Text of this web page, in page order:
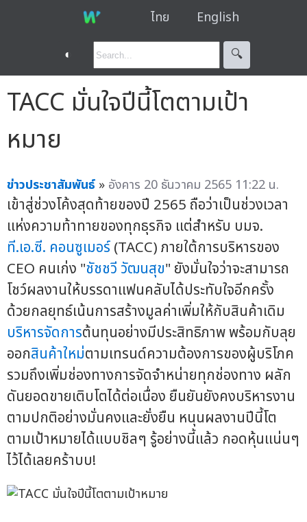
ไทย English
◐ 🔍︎
TACC มั่นใจปีนี้โตตามเป้า
หมาย
ข่าวประชาสัมพันธ์ » อังคาร 20 ธันวาคม 2565 11:22 น.
เข้าสู่ช่วงโค้งสุดท้ายของปี 2565 ถือว่าเป็นช่วงเวลา
แห่งความท้าทายของทุกธุรกิจ แต่สำหรับ บมจ.
ที.เอ.ซี. คอนซูเมอร์(TACC) ภายใต้การบริหารของ
CEO คนเก่ง "ชัชชวี วัฒนสุข" ยังมั่นใจว่าจะสามารถ
โชว์ผลงานให้บรรดาแฟนคลับได้ประทับใจอีกครั้ง
ด้วยกลยุทธ์เน้นการสร้างมูลค่าเพิ่มให้กับสินค้าเดิม
บริหารจัดการต้นทุนอย่างมีประสิทธิภาพ พร้อมกับลุย
ออกสินค้าใหม่ตามเทรนด์ความต้องการของผู้บริโภค
รวมถึงเพิ่มช่องทางการจัดจำหน่ายทุกช่องทาง ผลัก
ดันยอดขายเติบโตได้ต่อเนื่อง ยืนยันยังคงบริหารงาน
ตามปกติอย่างมั่นคงและยั่งยืน หนุนผลงานปีนี้โต
ตามเป้าหมายได้แบบชิลๆ รู้อย่างนี้แล้ว กอดหุ้นแน่นๆ
ไว้ได้เลยคร้าบบ!